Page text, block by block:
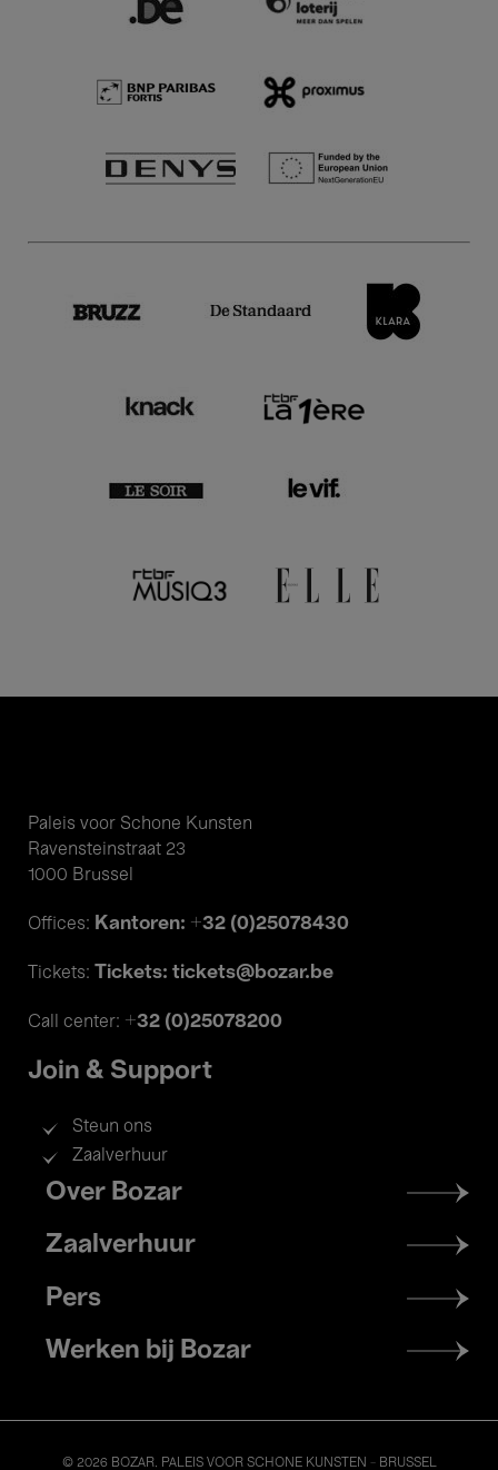
Paleis voor Schone Kunsten
Ravensteinstraat 23
1000 Brussel
Offices: Kantoren: +32 (0)25078430
Tickets: Tickets: tickets@bozar.be
Call center: +32 (0)25078200
Join & Support
Steun ons
Zaalverhuur
Footer
menu
Over Bozar
Zaalverhuur
Pers
Werken bij Bozar
© 2026 BOZAR. PALEIS VOOR SCHONE KUNSTEN - BRUSSEL